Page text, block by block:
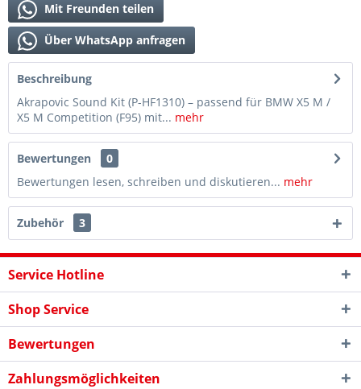
Mit Freunden teilen
Über WhatsApp anfragen
Beschreibung
Akrapovic Sound Kit (P-HF1310) – passend für BMW X5 M /
X5 M Competition (F95) mit... mehr
Bewertungen
0
Bewertungen lesen, schreiben und diskutieren... mehr
Zubehör 3
Service Hotline
Shop Service
Bewertungen
Zahlungsmöglichkeiten